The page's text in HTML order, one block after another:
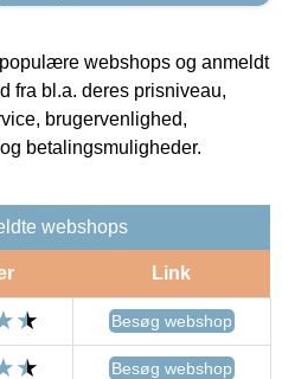
webshops og anmeldt
fra bl.a. deres prisniveau,
brugervenlighed,
betalingsmuligheder.
webshops
Link
Besøg webshop
Besøg webshop